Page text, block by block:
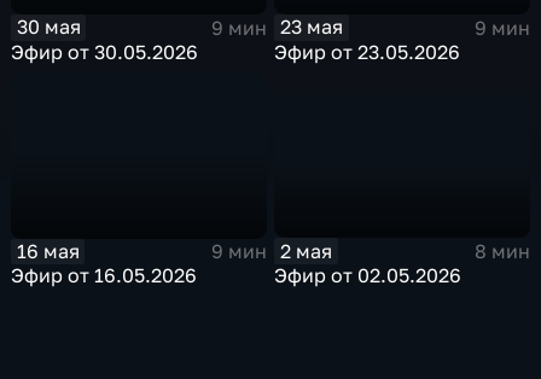
30 мая
9 мин
Эфир от 30.05.2026
23 мая
9 мин
Эфир от 23.05.2026
16 мая
9 мин
Эфир от 16.05.2026
2 мая
8 мин
Эфир от 02.05.2026